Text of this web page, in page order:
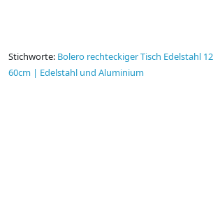
Stichworte: Bolero rechteckiger Tisch Edelstahl
60cm | Edelstahl und Aluminium